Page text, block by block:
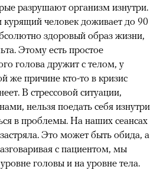
разрушают организм изнутри.
человек доживает до 90
здоровый образ жизни,
Этому есть простое
голова дружит с телом, у
же причине кто-то в кризис
В стрессовой ситуации,
нельзя поедать себя изнутри
в проблемы. На наших сеансах
Это может быть обида, а
с пациентом, мы
головы и на уровне тела.